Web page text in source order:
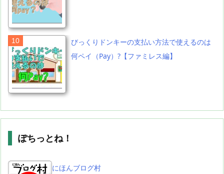
びっくりドンキーの支払い方法で使えるのは
何ペイ（Pay）?【ファミレス編】
ぽちっとね！
にほんブログ村